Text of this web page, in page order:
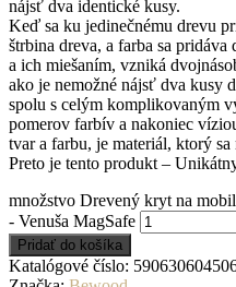
nájsť dva identické kusy.
Keď sa ku jedinečnému drevu
štrbina dreva, a farba sa
a ich miešaním, vzniká
ako je nemožné nájsť dva kusy
spolu s celým komplikovaným
pomerov farbív a nakoniec
tvar a farbu, je materiál, ktorý
Preto je tento produkt –
množstvo Drevený kryt na
- Venuša MagSafe
Pridať do košíka
Katalógové číslo: